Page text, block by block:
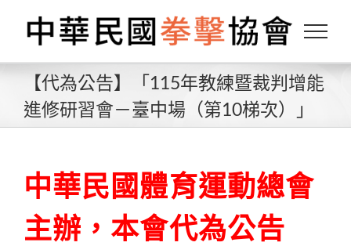
content
【代為公告】「115年教練暨裁判增能
進修研習會－臺中場（第10梯次）」
中華民國體育運動總會
主辦，本會代為公告